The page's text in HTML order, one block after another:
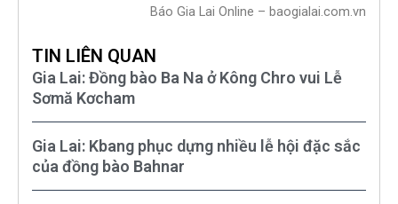
Báo Gia Lai Online – baogialai.com.vn
TIN LIÊN QUAN
Gia Lai: Đồng bào Ba Na ở Kông Chro vui Lễ
Sơmă Kơcham
Gia Lai: Kbang phục dựng nhiều lễ hội đặc sắc
của đồng bào Bahnar